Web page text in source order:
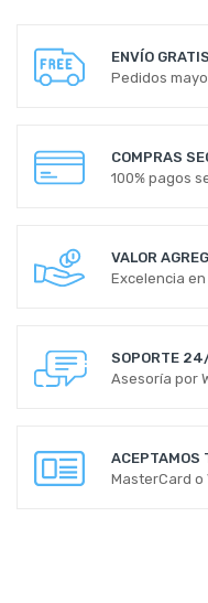
ENVÍO GRATIS
Pedidos
COMPRAS
100% pagos
VALOR
Excelencia
SOPORTE
Asesoría por
ACEPTAMOS
MasterCard o